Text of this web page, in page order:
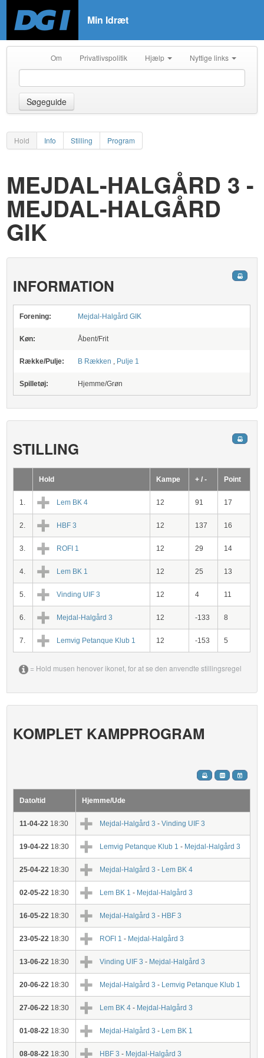
Min Idræt
Om Privatlivspolitik Hjælp Nyttige links
Søgeguide
Hold Info Stilling Program
MEJDAL-HALGÅRD 3 -
MEJDAL-HALGÅRD
GIK
INFORMATION
Forening: Mejdal-Halgård GIK
Køn: Åbent/Frit
Række/Pulje: B Rækken , Pulje 1
Spilletøj: Hjemme/Grøn
STILLING
Hold Kampe + / - Point
1. Lem BK 4 12 91 17
2. HBF 3 12 137 16
3. ROFI 1 12 29 14
4. Lem BK 1 12 25 13
5. Vinding UIF 3 12 4 11
6. Mejdal-Halgård 3 12 -133 8
7. Lemvig Petanque Klub 1 12 -153 5
= Hold musen henover ikonet, for at se den anvendte stillingsregel
KOMPLET KAMPPROGRAM
Dato/tid Hjemme/Ude
11-04-22 18:30 Mejdal-Halgård 3 -Vinding UIF 3
19-04-22 18:30 Lemvig Petanque Klub 1 - Mejdal-Halgård 3
25-04-22 18:30 Mejdal-Halgård 3 - Lem BK 4
02-05-22 18:30 Lem BK 1 - Mejdal-Halgård 3
16-05-22 18:30 Mejdal-Halgård 3 - HBF 3
23-05-22 18:30 ROFI 1 - Mejdal-Halgård 3
13-06-22 18:30 Vinding UIF 3 - Mejdal-Halgård 3
20-06-22 18:30 Mejdal-Halgård 3 - Lemvig Petanque Klub 1
27-06-22 18:30 Lem BK 4 - Mejdal-Halgård 3
01-08-22 18:30 Mejdal-Halgård 3 - Lem BK 1
08-08-22 18:30 HBF 3 - Mejdal-Halgård 3